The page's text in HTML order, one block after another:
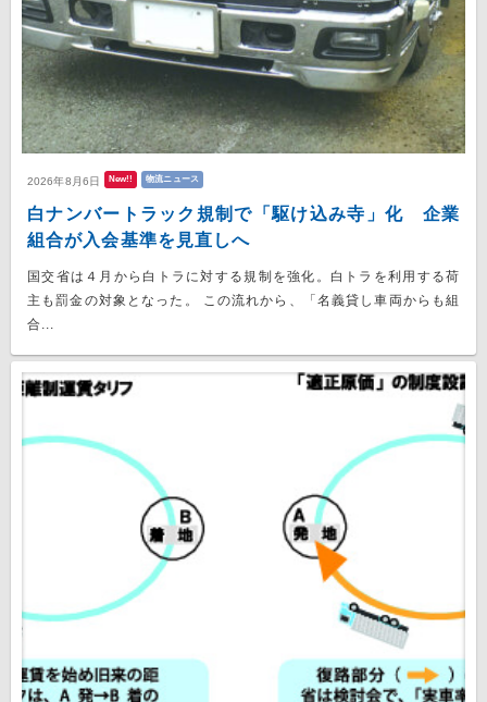
2026年8月6日 New!! 物流ニュース
白ナンバートラック規制で「駆け込み寺」化 企業
組合が入会基準を見直しへ
国交省は４月から白トラに対する規制を強化。白トラを利用する荷
主も罰金の対象となった。 この流れから、「名義貸し車両からも組
合...